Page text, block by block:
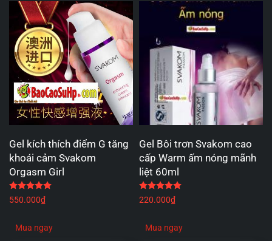
Gel kích thích điểm G tăng
khoái cảm Svakom
Orgasm Girl
5 sao
550.000₫
Mua ngay
Gel Bôi trơn Svakom cao
cấp Warm ấm nóng mãnh
liệt 60ml
220.000₫
Mua ngay